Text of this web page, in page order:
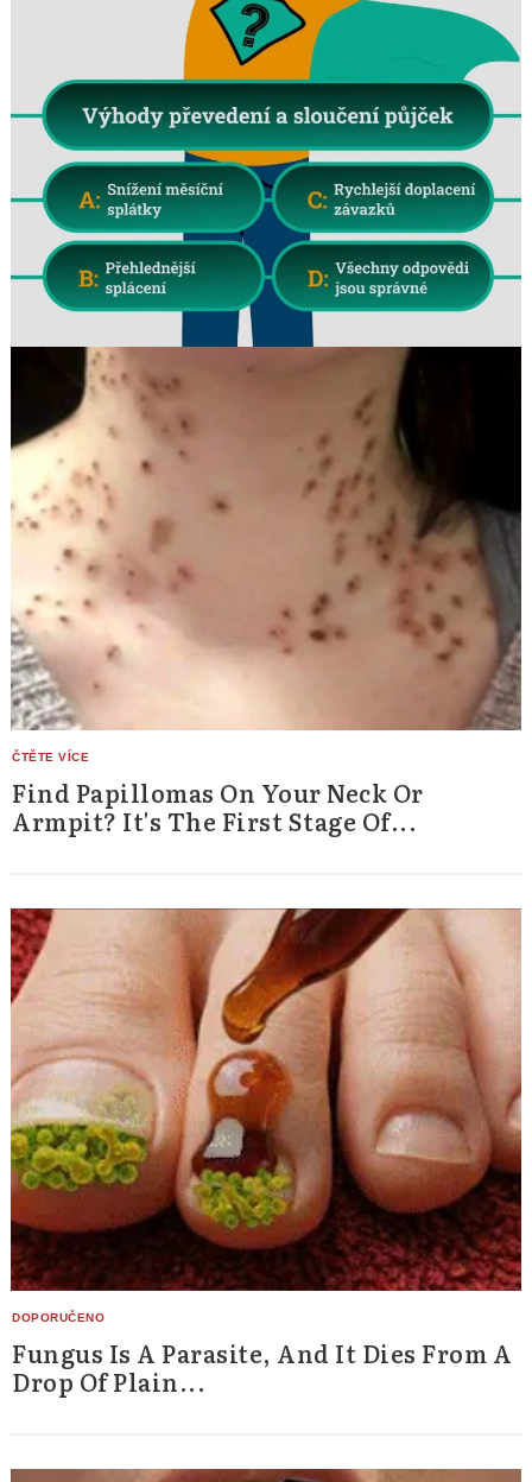
Find Papillomas On Your Neck Or
Armpit? It's The First Stage Of...
Fungus Is A Parasite, And It Dies From A
Drop Of Plain...
for: